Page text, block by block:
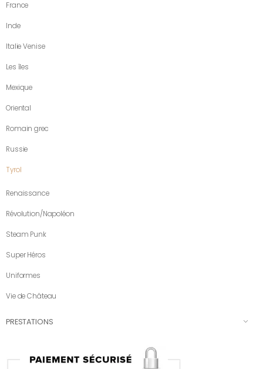
France
Inde
Italie Venise
Les îles
Mexique
Oriental
Romain grec
Russie
Tyrol
Renaissance
Révolution/Napoléon
Steam Punk
Super Héros
Uniformes
Vie de Château
PRESTATIONS